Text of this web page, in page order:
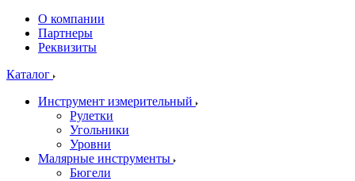
О компании
Партнеры
Реквизиты
Каталог
Инструмент измерительный
Рулетки
Угольники
Уровни
Малярные инструменты
Бюгели